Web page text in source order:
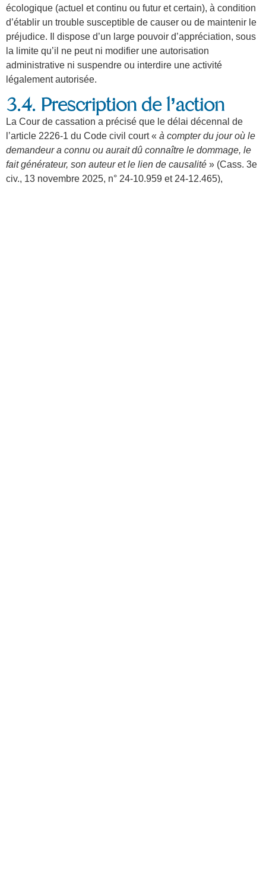
écologique (actuel et continu ou futur et certain), à condition
d’établir un trouble susceptible de causer ou de maintenir le
préjudice. Il dispose d’un large pouvoir d’appréciation, sous
la limite qu’il ne peut ni modifier une autorisation
administrative ni suspendre ou interdire une activité
légalement autorisée.
3.4. Prescription de l’action
La Cour de cassation a précisé que le délai décennal de
l’article 2226-1 du Code civil court « à compter du jour où le
demandeur a connu ou aurait dû connaître le dommage, le
fait générateur, son auteur et le lien de causalité » (Cass. 3e
civ., 13 novembre 2025, n° 24-10.959 et 24-12.465),